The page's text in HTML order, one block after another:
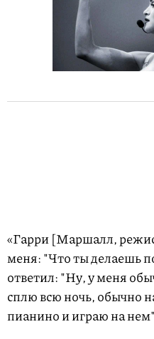
«Гарри [Маршалл,
меня: "Что ты делаешь
ответил: "Ну, у меня
сплю всю ночь, обычно
пианино и играю на